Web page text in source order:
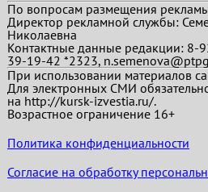
По вопросам размещения
Директор рекламной службы:
Николаевна
Контактные данные редакции: 8-
39-19-42 *2323,
При использовании материалов
Для электронных СМИ
на http://kursk-izvestia.ru/.
Возрастное ограничение 16+
Политика конфиденциальности
Согласие на обработку